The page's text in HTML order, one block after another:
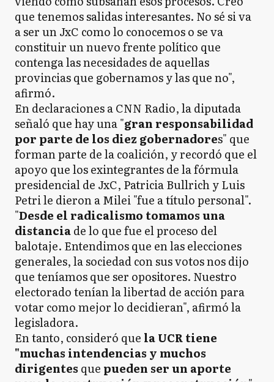
que tenemos salidas interesantes. No sé si va
a ser un JxC como lo conocemos o se va
constituir un nuevo frente político que
contenga las necesidades de aquellas
provincias que gobernamos y las que no",
afirmó.
En declaraciones a CNN Radio, la diputada
señaló que hay una "gran responsabilidad
por parte de los diez gobernadores" que
forman parte de la coalición, y recordó que el
apoyo que los exintegrantes de la fórmula
presidencial de JxC, Patricia Bullrich y Luis
Petri le dieron a Milei "fue a título personal".
"Desde el radicalismo tomamos una
distanciade lo que fue el proceso del
balotaje. Entendimos que en las elecciones
generales, la sociedad con sus votos nos dijo
que teníamos que ser opositores. Nuestro
electorado tenían la libertad de acción para
votar como mejor lo decidieran", afirmó la
legisladora.
En tanto, consideró que la UCR tiene
"muchas intendencias y muchos
dirigentes que pueden ser un aporte